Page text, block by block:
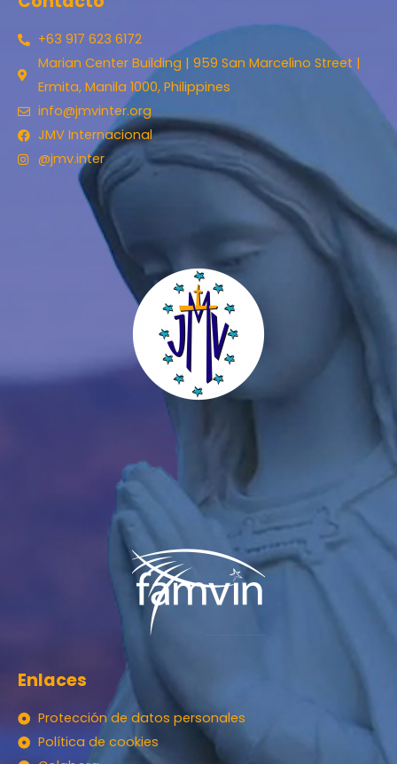
+63 917 623 6172
Marian Center Building | 959 San Marcelino Street |
Ermita, Manila 1000, Philippines
info@jmvinter.org
JMV Internacional
@jmv.inter
Enlaces
Protección de datos personales
Política de cookies